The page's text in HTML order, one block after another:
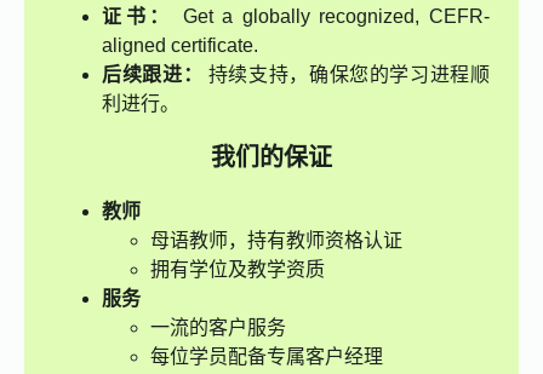
证书：
Get a globally recognized, CEFR-
aligned certificate.
后续跟进：
持续支持，确保您的学习进程顺
利进行。
我们的保证
教师
母语教师，持有教师资格认证
拥有学位及教学资质
服务
一流的客户服务
每位学员配备专属客户经理